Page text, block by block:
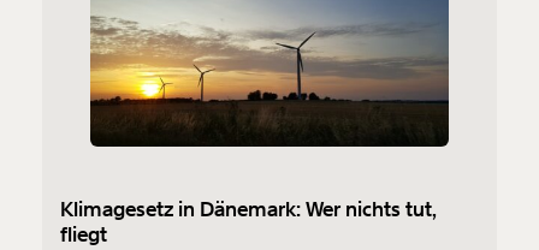
1/3
Klimagesetz in Dänemark: Wer nichts tut,
fliegt